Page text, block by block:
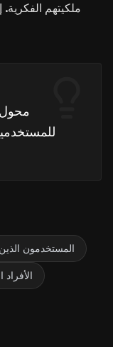
ملكيتهم
المستخدمون